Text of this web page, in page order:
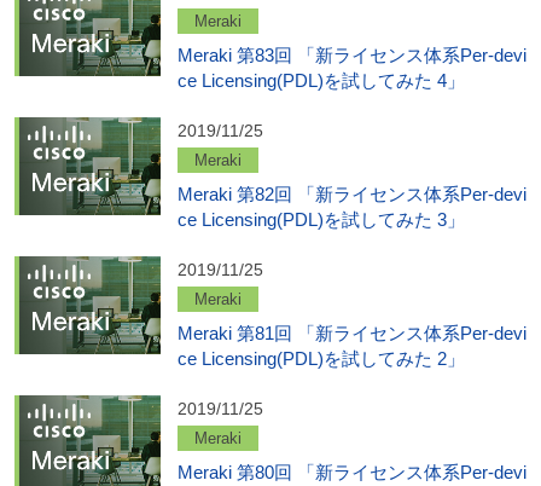
Meraki
Meraki 第83回 「新ライセンス体系Per-devi
ce Licensing(PDL)を試してみた 4」
2019/11/25
Meraki
Meraki 第82回 「新ライセンス体系Per-devi
ce Licensing(PDL)を試してみた 3」
2019/11/25
Meraki
Meraki 第81回 「新ライセンス体系Per-devi
ce Licensing(PDL)を試してみた 2」
2019/11/25
Meraki
Meraki 第80回 「新ライセンス体系Per-devi